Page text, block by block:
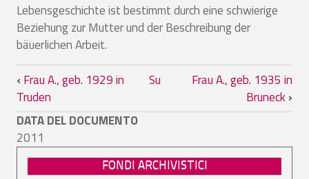
Lebensgeschichte ist bestimmt durch eine schwierige
Beziehung zur Mutter und der Beschreibung der
bäuerlichen Arbeit.
Link di attraversamento del book per
‹ Frau A., geb. 1929 in
Truden
Su
Frau A., geb. 1935 in
Bruneck›
DATA DEL DOCUMENTO
2011
FONDI ARCHIVISTICI